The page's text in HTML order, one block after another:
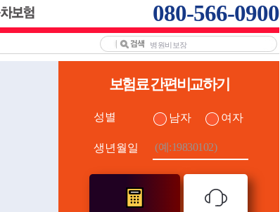
080-566-0900
보험료 간편비교하기
성별 남자 여자
생년월일